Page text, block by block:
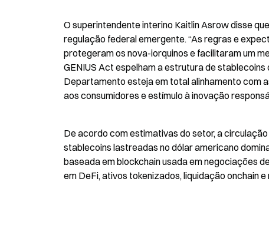
O superintendente interino Kaitlin Asrow disse
regulação federal emergente. “As regras e
protegeram os nova-iorquinos e facilitaram um
GENIUS Act espelham a estrutura de
Departamento esteja em total alinhamento com
aos consumidores e estímulo à inovação
De acordo com estimativas do setor, a
stablecoins lastreadas no dólar americano
baseada em blockchain usada em negociações
em DeFi, ativos tokenizados, liquidação onchain